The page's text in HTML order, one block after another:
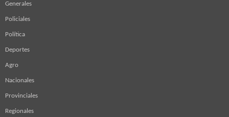
Generales
Policiales
Política
Deportes
Agro
Nacionales
Provinciales
Regionales